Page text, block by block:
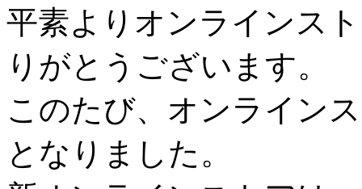
平素よりオンラインス
りがとうございます。
このたび、オンライン
となりました。